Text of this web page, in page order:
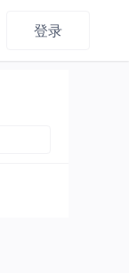
登录